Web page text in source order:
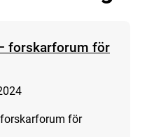
forskarforum för
för